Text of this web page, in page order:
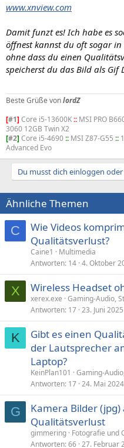
www.xnview.com
Damit funzt es! Ich habe es
öffnest kannst du oft sogar in
ohne dass du einen
speicherst du das Bild als Gif
Beste Grüße vonlordZ
[#1]Core i5-13600K:: MSI PRO
3060 12GB Twin X2
[#2]Core i5-4690:: MSI Z87-G55 ::
Advanced Evo
Du musst dich einloggen
Ähnliche Themen
C
Wie Videos
Qualitätsverlust?
Caine1
Multimedia
Antworten 14 4. Oktober
X Wireless Headset
xerex.exe Gaming-Audio,
Antworten 17 23. Juni 2025
K
Gibt es einen
der Lautsprecher
Laptop?
KeinPlan101
Gaming-
Antworten 17 24. Mai 2024
G
Kamera Bilder
Qualitätsverlust
gimmering Fotografie und
Antworten 66 27. Februar